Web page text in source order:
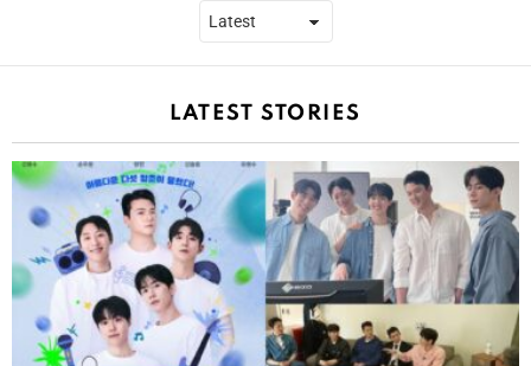
LATEST STORIES